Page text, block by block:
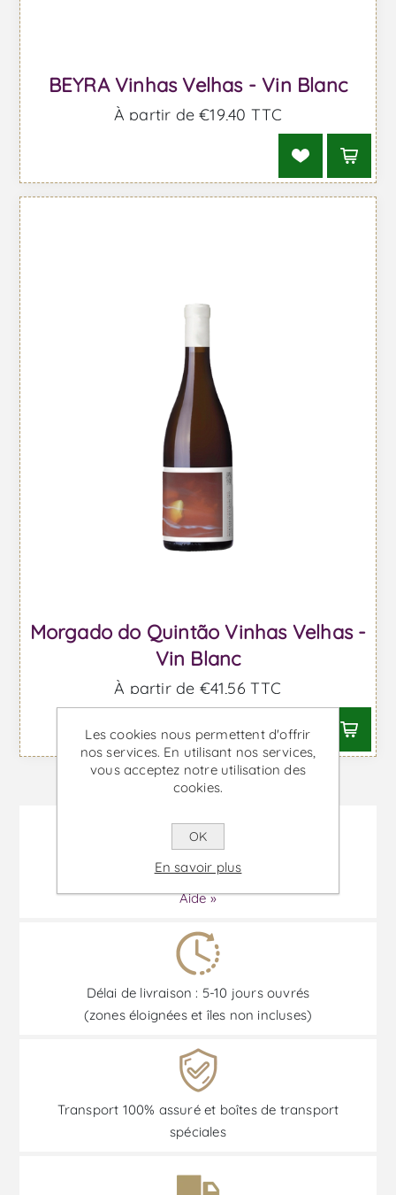
BEYRA Vinhas Velhas - Vin Blanc
À partir de €19,40 TTC
Morgado do Quintão Vinhas Velhas -
Vin Blanc
À partir de €41,56 TTC
Comment pouvons-nous vous aider?
Aide »
Délai de livraison : 5-10 jours ouvrés
(zones éloignées et îles non incluses)
Transport 100% assuré et boîtes de transport
spéciales
Les cookies nous permettent d'offrir
nos services. En utilisant nos services,
vous acceptez notre utilisation des
cookies.
OK
En savoir plus